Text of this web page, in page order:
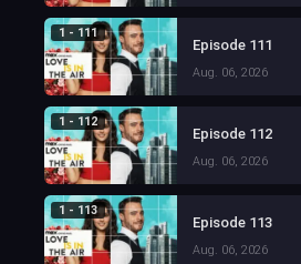
1 - 111
Episode 111
Aug. 06, 2026
1 - 112
Episode 112
Aug. 06, 2026
1 - 113
Episode 113
Aug. 06, 2026